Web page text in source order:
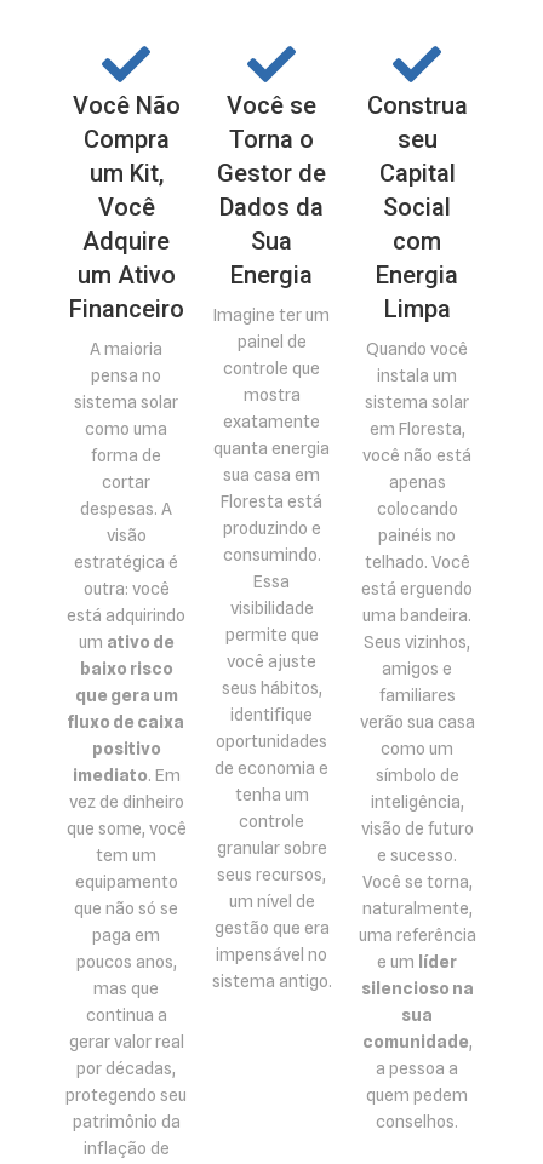
Você Não
Compra
um Kit,
Você
Adquire
um Ativo
Financeiro
A maioria
pensa no
sistema solar
como uma
forma de
cortar
despesas. A
visão
estratégica é
outra: você
está adquirindo
um ativo de
baixo risco
que gera um
fluxo de caixa
positivo
imediato. Em
vez de dinheiro
que some, você
tem um
equipamento
que não só se
paga em
poucos anos,
mas que
continua a
gerar valor real
por décadas,
protegendo seu
patrimônio da
inflação de
Você se
Torna o
Gestor de
Dados da
Sua
Energia
Imagine ter um
painel de
controle que
mostra
exatamente
quanta energia
sua casa em
Floresta está
produzindo e
consumindo.
Essa
visibilidade
permite que
você ajuste
seus hábitos,
identifique
oportunidades
de economia e
tenha um
controle
granular sobre
seus recursos,
um nível de
gestão que era
impensável no
sistema antigo.
Construa
seu
Capital
Social
com
Energia
Limpa
Quando você
instala um
sistema solar
em Floresta,
você não está
apenas
colocando
painéis no
telhado. Você
está erguendo
uma bandeira.
Seus vizinhos,
amigos e
familiares
verão sua casa
como um
símbolo de
inteligência,
visão de futuro
e sucesso.
Você se torna,
naturalmente,
uma referência
e um líder
silencioso na
sua
comunidade,
a pessoa a
quem pedem
conselhos.